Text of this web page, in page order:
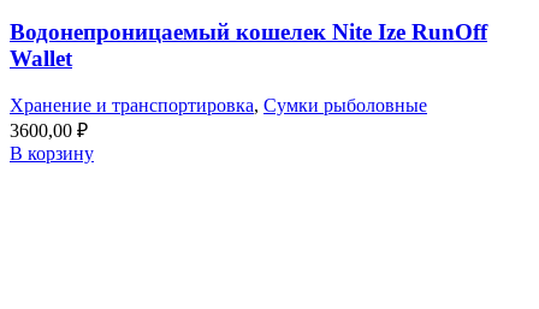
Водонепроницаемый кошелек Nite Ize RunOff
Wallet
Хранение и транспортировка, Сумки рыболовные
3600,00 ₽
В корзину